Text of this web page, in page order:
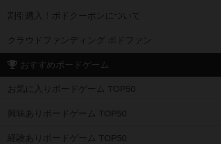
割引購入！ボドクーポンについて
クラウドファンディング ボドファン
おすすめボードゲーム
お気に入りボードゲーム TOP50
興味ありボードゲーム TOP50
経験ありボードゲーム TOP50